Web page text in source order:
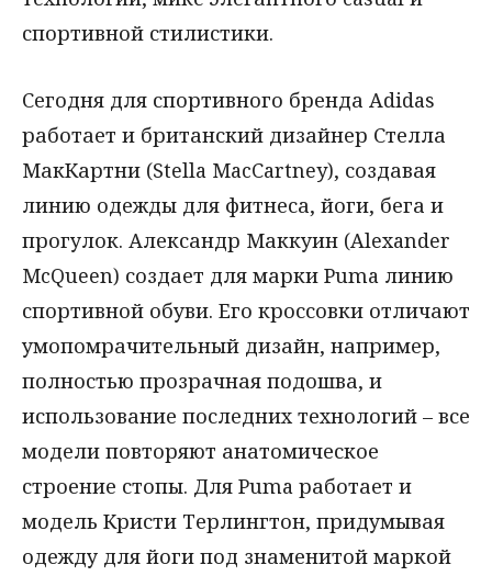
спортивной стилистики.
Сегодня для спортивного бренда Adidas
работает и британский дизайнер Стелла
МакКартни (Stella MacCartney), создавая
линию одежды для фитнеса, йоги, бега и
прогулок. Александр Маккуин (Alexander
McQueen) создает для марки Puma линию
спортивной обуви. Его кроссовки отличают
умопомрачительный дизайн, например,
полностью прозрачная подошва, и
использование последних технологий – все
модели повторяют анатомическое
строение стопы. Для Puma работает и
модель Кристи Терлингтон, придумывая
одежду для йоги под знаменитой маркой